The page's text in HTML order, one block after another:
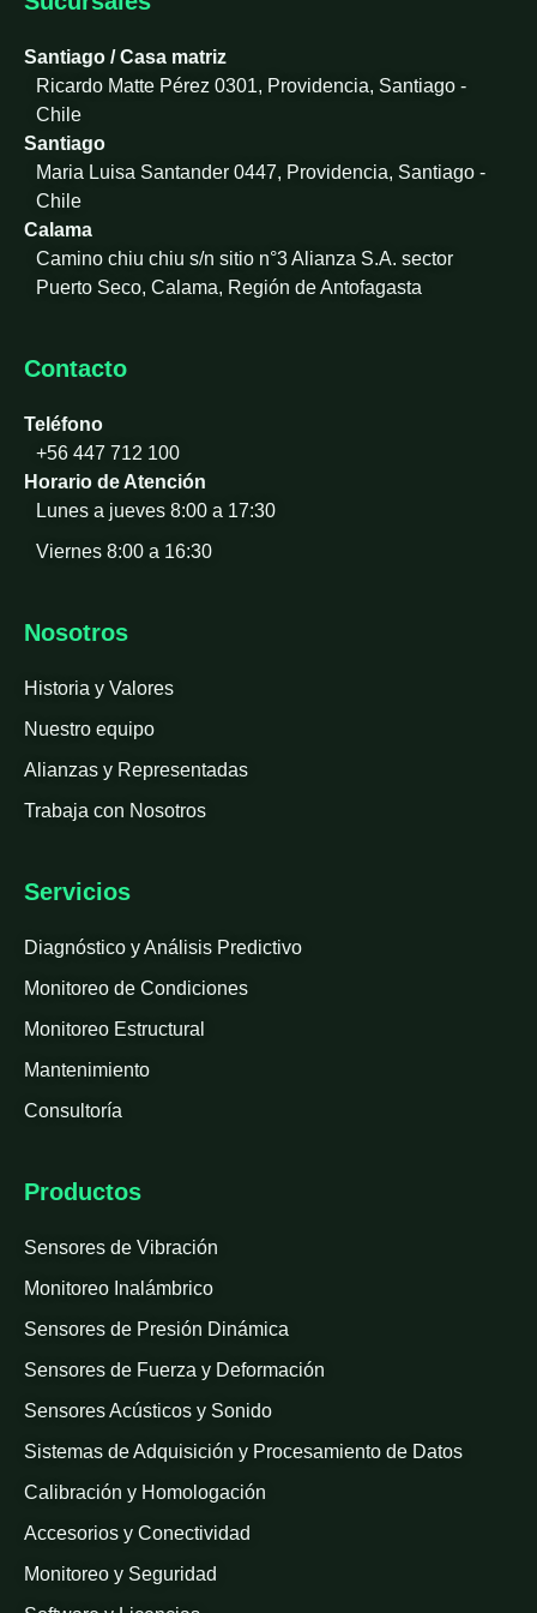
n
Santiago / Casa matriz
Ricardo Matte Pérez 0301, Providencia, Santiago -
Chile
Santiago
Maria Luisa Santander 0447, Providencia, Santiago -
Chile
Calama
Camino chiu chiu s/n sitio n°3 Alianza S.A. sector
Puerto Seco, Calama, Región de Antofagasta
Contacto
Teléfono
+56 447 712 100
Horario de Atención
Lunes a jueves 8:00 a 17:30
Viernes 8:00 a 16:30
Nosotros
Historia y Valores
Nuestro equipo
Alianzas y Representadas
Trabaja con Nosotros
Servicios
Diagnóstico y Análisis Predictivo
Monitoreo de Condiciones
Monitoreo Estructural
Mantenimiento
Consultoría
Productos
Sensores de Vibración
Monitoreo Inalámbrico
Sensores de Presión Dinámica
Sensores de Fuerza y Deformación
Sensores Acústicos y Sonido
Sistemas de Adquisición y Procesamiento de Datos
Calibración y Homologación
Accesorios y Conectividad
Monitoreo y Seguridad